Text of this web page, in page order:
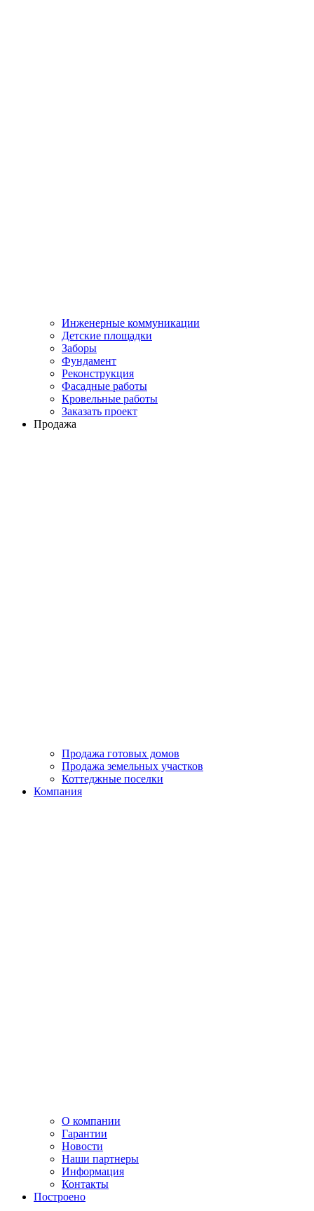
Инженерные коммуникации
Детские площадки
Заборы
Фундамент
Реконструкция
Фасадные работы
Кровельные работы
Заказать проект
Продажа
Продажа готовых домов
Продажа земельных участков
Коттеджные поселки
Компания
О компании
Гарантии
Новости
Наши партнеры
Информация
Контакты
Построено